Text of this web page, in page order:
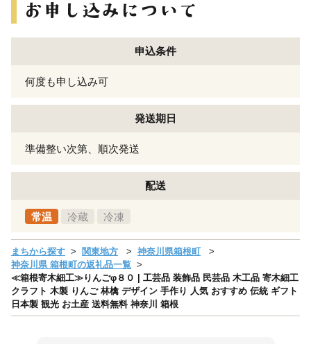
申込条件
何度も申し込み可
発送期日
準備整い次第、順次発送
配送
常温 冷蔵 冷凍
まちから探す 関東地方
神奈川県箱根町
神奈川県 箱根町の返礼品一覧
≪箱根寄木細工≫りんごφ８０ | 工芸品 装飾品 民芸品 木工品 寄木細工
クラフト 木製 りんご 林檎 デザイン 手作り 人気 おすすめ 伝統 ギフト
日本製 観光 お土産 送料無料 神奈川 箱根